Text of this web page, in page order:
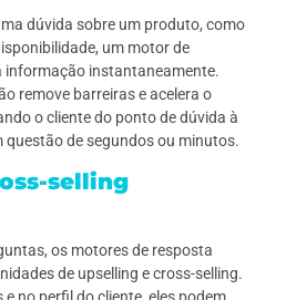
dúvida sobre um produto, como
um motor de
informação instantaneamente.
remove barreiras e acelera o
o cliente do ponto de dúvida à
de segundos ou minutos.
selling
os motores de resposta
de upselling e cross-selling.